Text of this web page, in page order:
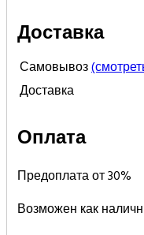
Доставка
Самовывоз
Доставка
Оплата
Предоплата от 30%
Возможен как